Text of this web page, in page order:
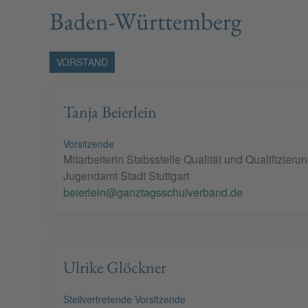
Baden-Württemberg
VORSTAND
Tanja Beierlein
Vorsitzende
Mitarbeiterin Stabsstelle Qualität und
Jugendamt Stadt Stuttgart
beierlein@ganztagsschulverband.de
Ulrike Glöckner
Stellvertretende Vorsitzende